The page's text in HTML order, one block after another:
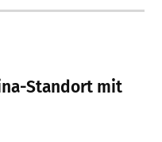
Standort mit